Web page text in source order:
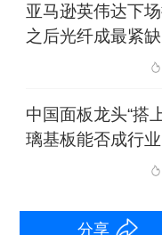
静电
蚀刻、薄膜沉
工过程中，晶
变形，这正是
亚马逊英伟达下
之后光纤成最紧缺
中国面板龙头“搭
璃基板能否成行
分享